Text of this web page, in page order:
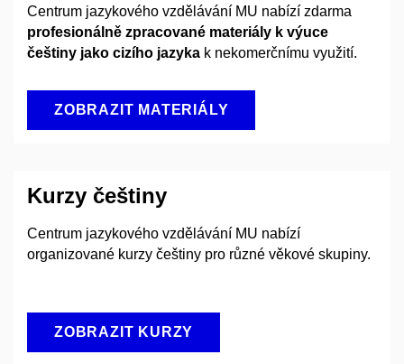
Centrum jazykového vzdělávání MU nabízí zdarma
profesionálně zpracované materiály k výuce
češtiny jako cizího jazyka k nekomerčnímu využití.
ZOBRAZIT MATERIÁLY
Kurzy češtiny
Centrum jazykového vzdělávání MU nabízí
organizované kurzy češtiny pro různé věkové skupiny.
ZOBRAZIT KURZY